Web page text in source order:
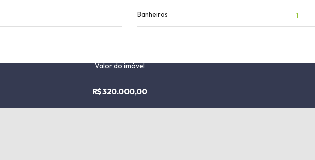
Banheiros 1
Valor do imóvel
R$ 320.000,00